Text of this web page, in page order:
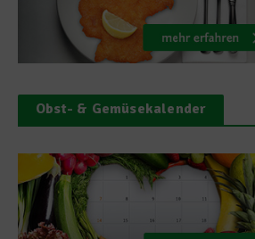
Obst- & Gemüsekalender